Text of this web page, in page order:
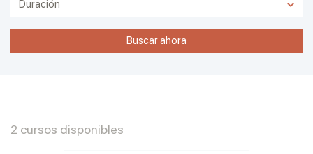
Buscar ahora
2 cursos disponibles